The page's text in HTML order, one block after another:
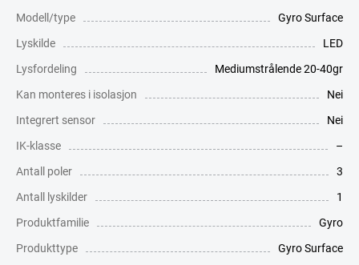
Modell/type
Gyro Surface
Lyskilde
LED
Lysfordeling
Mediumstrålende 20-40gr
Kan monteres i isolasjon
Nei
Integrert sensor
Nei
IK-klasse
–
Antall poler
3
Antall lyskilder
1
Produktfamilie
Gyro
Produkttype
Gyro Surface